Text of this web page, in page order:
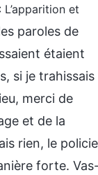
et
paroles de
étaient
si je trahissais
merci de
et de la
rien, le
forte.